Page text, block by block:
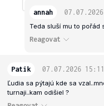
annah 07.07.2026
Teda sluší mu to pořád
Reagovat
Patik 07.07.2026 15:11
Ľudia sa pýtajú kde sa
turnaji..kam odišiel ?